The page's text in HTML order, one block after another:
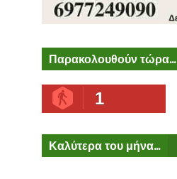
Παρακολουθούν τώρα...
1
Καλύτερα του μήνα...